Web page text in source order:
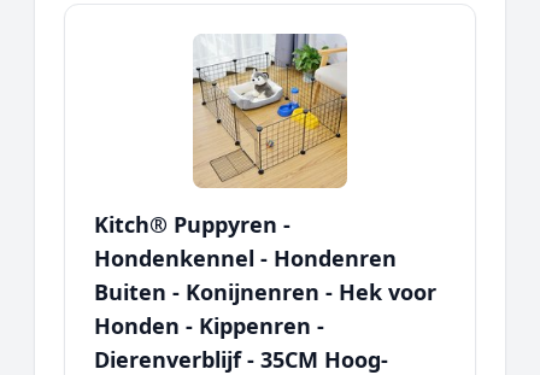
Kitch® Puppyren -
Hondenkennel - Hondenren
Buiten - Konijnenren - Hek voor
Honden - Kippenren -
Dierenverblijf - 35CM Hoog-